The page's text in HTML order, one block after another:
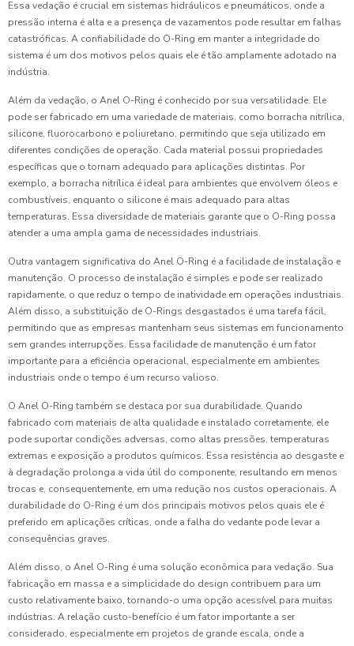
Essa vedação é crucial em sistemas hidráulicos e pneumáticos, onde a
pressão interna é alta e a presença de vazamentos pode resultar em falhas
catastróficas. A confiabilidade do O-Ring em manter a integridade do
sistema é um dos motivos pelos quais ele é tão amplamente adotado na
indústria.
Além da vedação, o Anel O-Ring é conhecido por sua versatilidade. Ele
pode ser fabricado em uma variedade de materiais, como borracha nitrílica,
silicone, fluorocarbono e poliuretano, permitindo que seja utilizado em
diferentes condições de operação. Cada material possui propriedades
específicas que o tornam adequado para aplicações distintas. Por
exemplo, a borracha nitrílica é ideal para ambientes que envolvem óleos e
combustíveis, enquanto o silicone é mais adequado para altas
temperaturas. Essa diversidade de materiais garante que o O-Ring possa
atender a uma ampla gama de necessidades industriais.
Outra vantagem significativa do Anel O-Ring é a facilidade de instalação e
manutenção. O processo de instalação é simples e pode ser realizado
rapidamente, o que reduz o tempo de inatividade em operações industriais.
Além disso, a substituição de O-Rings desgastados é uma tarefa fácil,
permitindo que as empresas mantenham seus sistemas em funcionamento
sem grandes interrupções. Essa facilidade de manutenção é um fator
importante para a eficiência operacional, especialmente em ambientes
industriais onde o tempo é um recurso valioso.
O Anel O-Ring também se destaca por sua durabilidade. Quando
fabricado com materiais de alta qualidade e instalado corretamente, ele
pode suportar condições adversas, como altas pressões, temperaturas
extremas e exposição a produtos químicos. Essa resistência ao desgaste e
à degradação prolonga a vida útil do componente, resultando em menos
trocas e, consequentemente, em uma redução nos custos operacionais. A
durabilidade do O-Ring é um dos principais motivos pelos quais ele é
preferido em aplicações críticas, onde a falha do vedante pode levar a
consequências graves.
Além disso, o Anel O-Ring é uma solução econômica para vedação. Sua
fabricação em massa e a simplicidade do design contribuem para um
custo relativamente baixo, tornando-o uma opção acessível para muitas
indústrias. A relação custo-benefício é um fator importante a ser
considerado, especialmente em projetos de grande escala, onde a